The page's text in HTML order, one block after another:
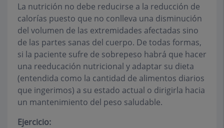
La nutrición no debe reducirse a la reducción de
calorías puesto que no conlleva una disminución
del volumen de las extremidades afectadas sino
de las partes sanas del cuerpo. De todas formas,
si la paciente sufre de sobrepeso habrá que hacer
una reeducación nutricional y adaptar su dieta
(entendida como la cantidad de alimentos diarios
que ingerimos) a su estado actual o dirigirla hacia
un mantenimiento del peso saludable.
Ejercicio: